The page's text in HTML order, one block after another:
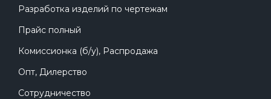
Разработка изделий по чертежам
Прайс полный
Комиссионка (б/у), Распродажа
Опт, Дилерство
Сотрудничество